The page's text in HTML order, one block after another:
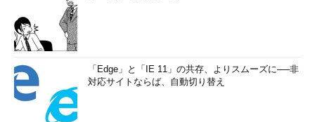
「Edge」と「IE 11」の共存、よりスムーズに──非
対応サイトならば、自動切り替え